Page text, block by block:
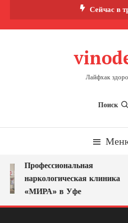
Сейчас в
Лайфхак
Поиск
Профессиональная
наркологическая клиника
«МИРА» в Уфе